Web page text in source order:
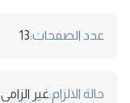
عدد الصفحات:13
حالة الالزام:غير الزامى